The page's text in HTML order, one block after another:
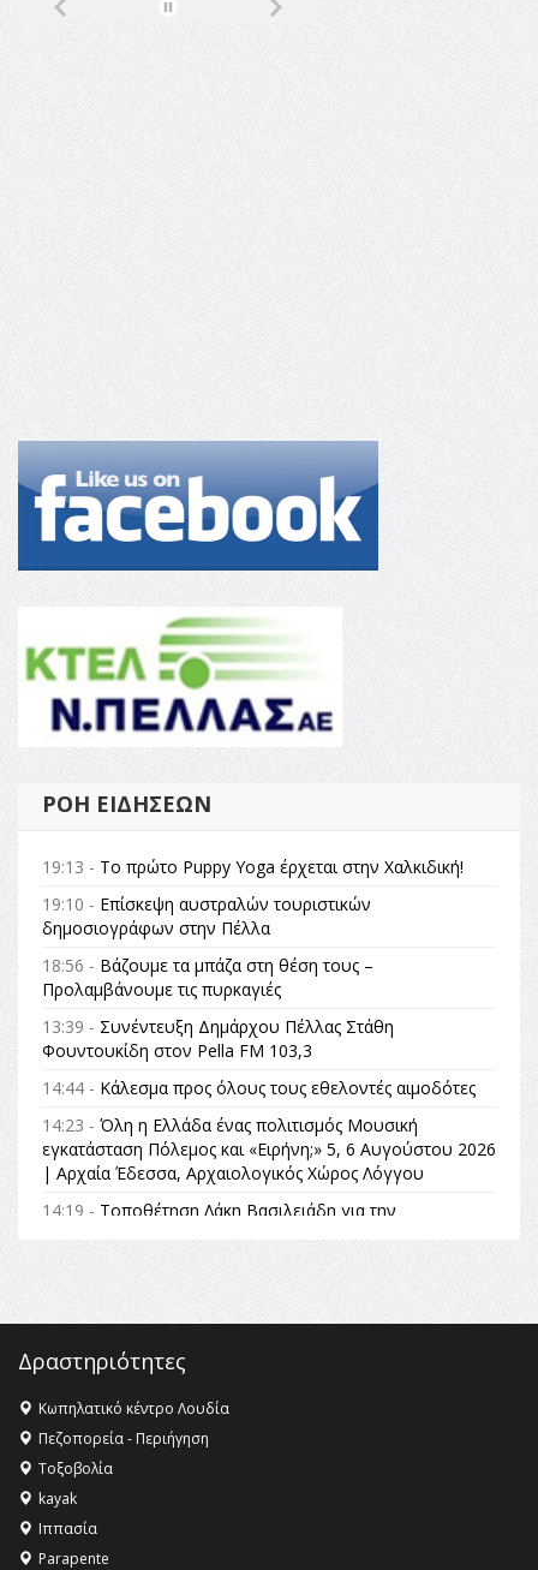
ΡΟΉ ΕΙΔΉΣΕΩΝ
19:13 - Το πρώτο Puppy Yoga έρχεται στην Χαλκιδική!
19:10 - Επίσκεψη αυστραλών τουριστικών
δημοσιογράφων στην Πέλλα
18:56 - Βάζουμε τα μπάζα στη θέση τους –
Προλαμβάνουμε τις πυρκαγιές
13:39 - Συνέντευξη Δημάρχου Πέλλας Στάθη
Φουντουκίδη στον Pella FM 103,3
14:44 - Κάλεσμα προς όλους τους εθελοντές αιμοδότες
14:23 - Όλη η Ελλάδα ένας πολιτισμός Μουσική
εγκατάσταση Πόλεμος και «Ειρήνη;» 5, 6 Αυγούστου 2026
| Αρχαία Έδεσσα, Αρχαιολογικός Χώρος Λόγγου
14:19 - Τοποθέτηση Λάκη Βασιλειάδη για την
Αναθεώρηση του Συντάγματος: «Σε τέτοιες κορυφαίες
θεσμικές διαδικασίες υπάρχει μόνο η ευθύνη απέναντι
στις επόμενες γενιές»
16:35 -Το πρόγραμμα του ΠΑΟΚ στον δεύτερο γύρο του
16:27 - Όλυμπος: Εντάχθηκε στον Κατάλογο Παγκόσμιας
Κληρονομιάς της UNESCO – Ομόφωνη η απόφαση Ο
Όλυμπος αναγνωρίστηκε ως φυσικό και πολιτιστικό
αγαθό εξέχουσας οικουμενικής αξίας για την
ανθρωπότητα
16:18 -
ΣΤΗΝ ΕΔΕΣΣΑ
Δραστηριότητες
Κωπηλατικό κέντρο Λουδία
Πεζοπορεία - Περιήγηση
Τοξοβολία
kayak
Ιππασία
Parapente